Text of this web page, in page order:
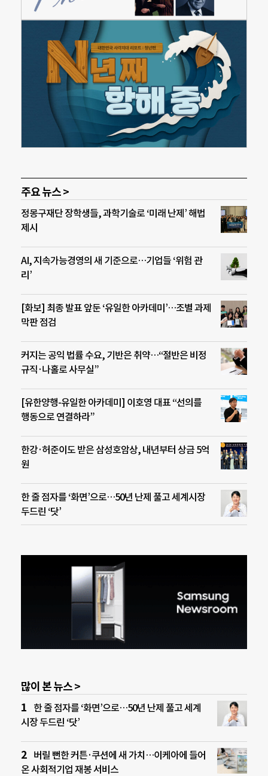
주요 뉴스 >
정몽구재단 장학생들, 과학기술로 ‘미래 난제’ 해법
제시
AI, 지속가능경영의 새 기준으로…기업들 ‘위험 관
리’
[화보] 최종 발표 앞둔 ‘유일한 아카데미’…조별 과제
막판 점검
커지는 공익 법률 수요, 기반은 취약…“절반은 비정
규직·나홀로 사무실”
[유한양행-유일한 아카데미] 이호영 대표 “선의를
행동으로 연결하라”
한강·허준이도 받은 삼성호암상, 내년부터 상금 5억
원
한 줄 점자를 ‘화면’으로…50년 난제 풀고 세계시장
두드린 ‘닷’
많이 본 뉴스 >
한 줄 점자를 ‘화면’으로…50년 난제 풀고 세계
시장 두드린 ‘닷’
버릴 뻔한 커튼·쿠션에 새 가치…이케아에 들어
온 사회적기업 재봉 서비스